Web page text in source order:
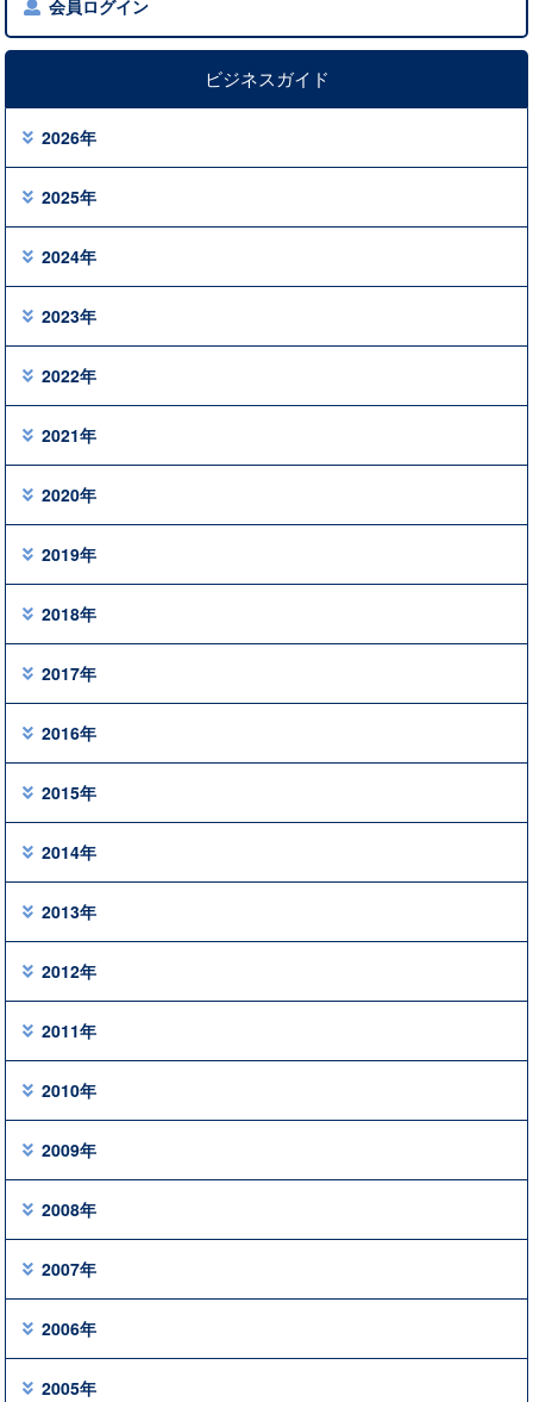
会員ログイン
ビジネスガイド
2026年
2025年
2024年
2023年
2022年
2021年
2020年
2019年
2018年
2017年
2016年
2015年
2014年
2013年
2012年
2011年
2010年
2009年
2008年
2007年
2006年
2005年